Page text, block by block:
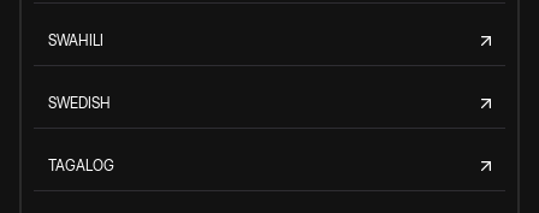
SWAHILI
SWEDISH
TAGALOG